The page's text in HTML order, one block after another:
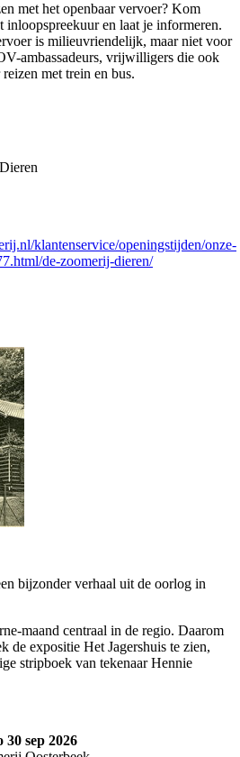
met het openbaar vervoer? Kom
en laat je informeren.
is milieuvriendelijk, maar niet voor
ambassadeurs, vrijwilligers die ook
met trein en bus.
klantenservice/openingstijden/onze-
de-zoomerij-dieren/
bijzonder verhaal uit de oorlog in
maand centraal in de regio. Daarom
de expositie Het Jagershuis te zien,
stripboek van tekenaar Hennie
30 sep 2026